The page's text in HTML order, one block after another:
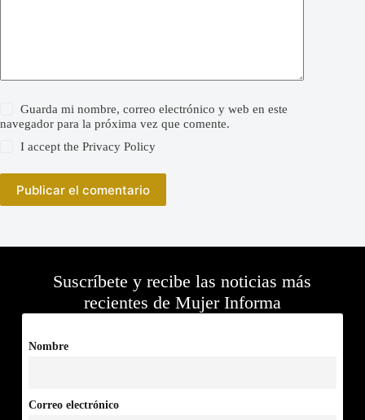
Guarda mi nombre, correo electrónico y web en este
navegador para la próxima vez que comente.
I accept thePrivacy Policy
Publicar el comentario
Suscríbete y recibe las noticias más
recientes de Mujer Informa
Nombre
Correo electrónico